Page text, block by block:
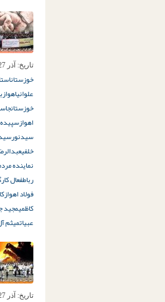
تاریخ: آذر 27ام, 1397
خوزستان
علوانیاهواز
خوزستان
اهوازسپیده
سیدنور
خلفی
نماینده
رباطفعال
فولاد اهواز
کاظمیمجید
عبیاتمیثم
تاریخ: آذر 27ام, 1397